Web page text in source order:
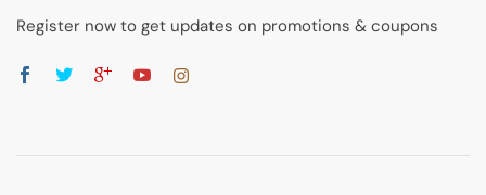
Register now to get updates on promotions & coupons